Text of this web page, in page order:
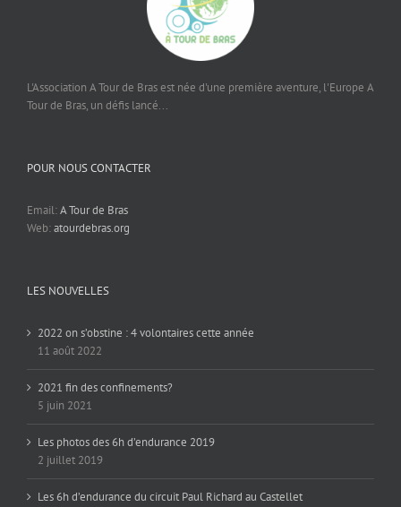
L'Association A Tour de Bras est née d'une première aventure, l'Europe A
Tour de Bras, un défis lancé...
POUR NOUS CONTACTER
Email:A Tour de Bras
Web:atourdebras.org
LES NOUVELLES
2022 on s’obstine : 4 volontaires cette année
11 août 2022
2021 fin des confinements?
5 juin 2021
Les photos des 6h d’endurance 2019
2 juillet 2019
Les 6h d’endurance du circuit Paul Richard au Castellet